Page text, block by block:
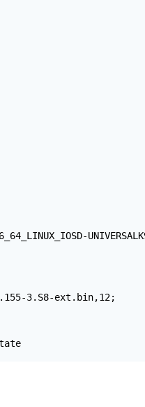
3.S8-ext.bin,12;